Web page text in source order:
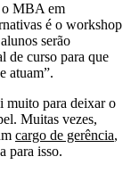
o MBA em
é o workshop
serão
de curso para que
atuam”.
muito para deixar o
Muitas vezes,
cargo de gerência,
para isso.